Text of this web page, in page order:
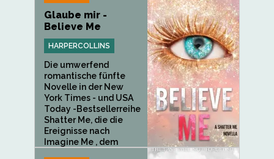
Glaube mir -
Believe Me
HARPERCOLLINS
Die umwerfend
romantische fünfte
Novelle in der New
York Times - und USA
Today -Bestsellerreihe
Shatter Me, die die
Ereignisse nach
Imagine Me , dem